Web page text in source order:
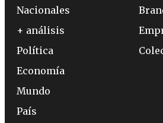
Nacionales
+ análisis
Política
Economía
Mundo
País